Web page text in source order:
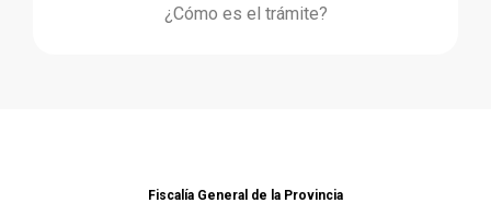
¿Cómo es el trámite?
Fiscalía General de la Provincia